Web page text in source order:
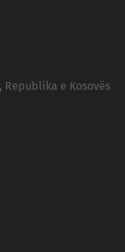
Republika e Kosovës